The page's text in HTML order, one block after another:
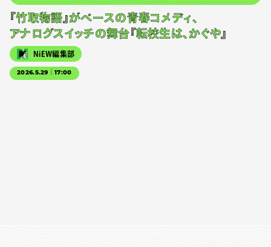
『竹取物語』がベースの青春コメディ、
アナログスイッチの舞台『転校生は、かぐや』
NiEW編集部
2026.5.29｜17:00